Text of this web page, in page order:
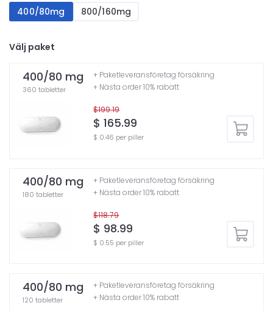
400/80mg
800/160mg
Välj paket
400/80 mg
360 tabletter
$199.19
$ 165.99
$ 0.46 per piller
+ Paketleveransföretag försäkring
+ Nästa order 10% rabatt
400/80 mg
180 tabletter
$118.79
$ 98.99
$ 0.55 per piller
+ Paketleveransföretag försäkring
+ Nästa order 10% rabatt
400/80 mg
120 tabletter
+ Paketleveransföretag försäkring
+ Nästa order 10% rabatt